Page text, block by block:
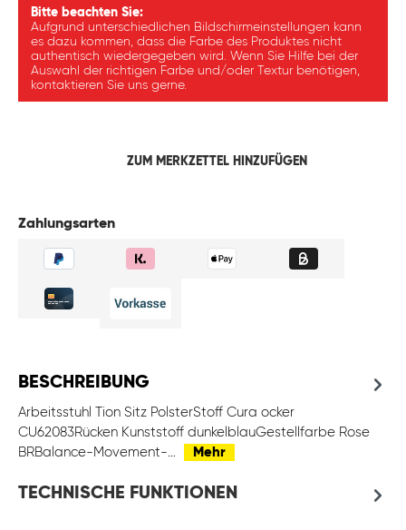
Bitte beachten Sie:
Aufgrund unterschiedlichen Bildschirmeinstellungen kann
es dazu kommen, dass die Farbe des Produktes nicht
authentisch wiedergegeben wird. Wenn Sie Hilfe bei der
Auswahl der richtigen Farbe und/oder Textur benötigen,
kontaktieren Sie uns gerne.
ZUM MERKZETTEL HINZUFÜGEN
Zahlungsarten
BESCHREIBUNG
Arbeitsstuhl Tion Sitz PolsterStoff Cura ocker
CU62083Rücken Kunststoff dunkelblauGestellfarbe Rose
BRBalance-Movement-…
Mehr
TECHNISCHE FUNKTIONEN